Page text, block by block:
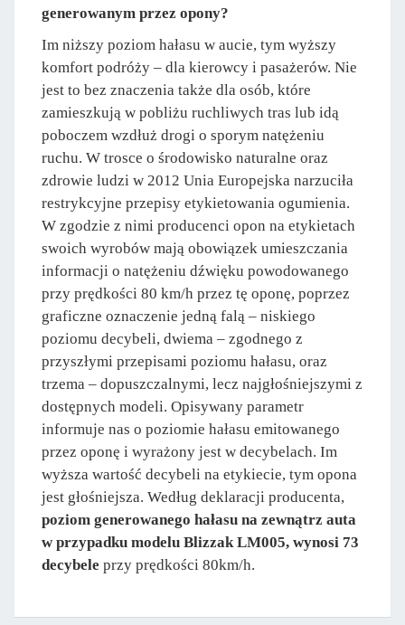
generowanym przez opony?
Im niższy poziom hałasu w aucie, tym wyższy
komfort podróży – dla kierowcy i pasażerów. Nie
jest to bez znaczenia także dla osób, które
zamieszkują w pobliżu ruchliwych tras lub idą
poboczem wzdłuż drogi o sporym natężeniu
ruchu. W trosce o środowisko naturalne oraz
zdrowie ludzi w 2012 Unia Europejska narzuciła
restrykcyjne przepisy etykietowania ogumienia.
W zgodzie z nimi producenci opon na etykietach
swoich wyrobów mają obowiązek umieszczania
informacji o natężeniu dźwięku powodowanego
przy prędkości 80 km/h przez tę oponę, poprzez
graficzne oznaczenie jedną falą – niskiego
poziomu decybeli, dwiema – zgodnego z
przyszłymi przepisami poziomu hałasu, oraz
trzema – dopuszczalnymi, lecz najgłośniejszymi z
dostępnych modeli. Opisywany parametr
informuje nas o poziomie hałasu emitowanego
przez oponę i wyrażony jest w decybelach. Im
wyższa wartość decybeli na etykiecie, tym opona
jest głośniejsza. Według deklaracji producenta,
poziom generowanego hałasu na zewnątrz auta
w przypadku modelu Blizzak LM005, wynosi 73
decybele przy prędkości 80km/h.